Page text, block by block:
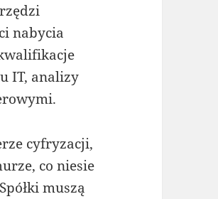
nabycia
IT, analizy
cyfryzacji,
co niesie
muszą